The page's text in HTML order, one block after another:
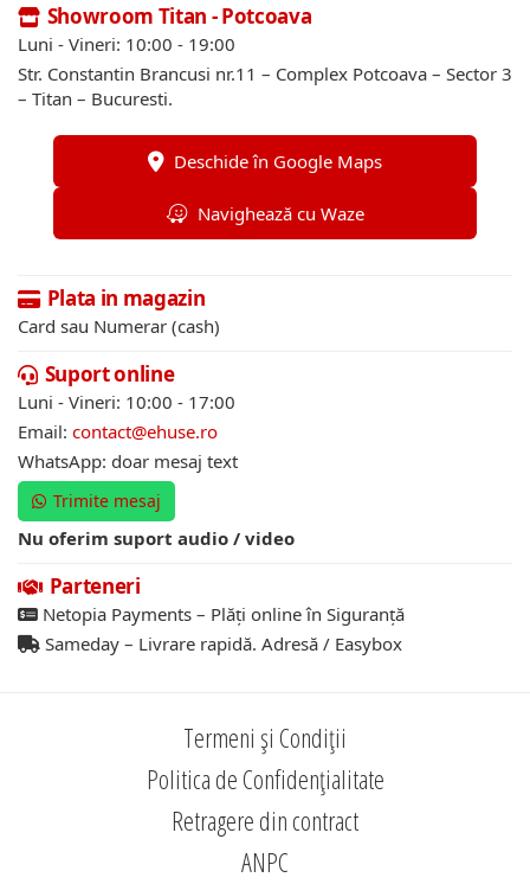
Showroom Titan - Potcoava
Luni - Vineri: 10:00 - 19:00
Str. Constantin Brancusi nr.11 – Complex Potcoava – Sector 3
– Titan – Bucuresti.
Deschide în Google Maps
Navighează cu Waze
Plata in magazin
Card sau Numerar (cash)
Suport online
Luni - Vineri: 10:00 - 17:00
Email: contact@ehuse.ro
WhatsApp: doar mesaj text
Trimite mesaj
Nu oferim suport audio / video
Parteneri
Netopia Payments – Plăți online în Siguranță
Sameday – Livrare rapidă. Adresă / Easybox
Termeni și Condiții
Politica de Confidențialitate
Retragere din contract
ANPC